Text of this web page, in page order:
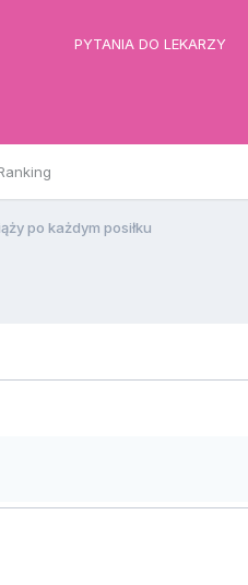
PYTANIA DO LEKARZY
po każdym posiłku